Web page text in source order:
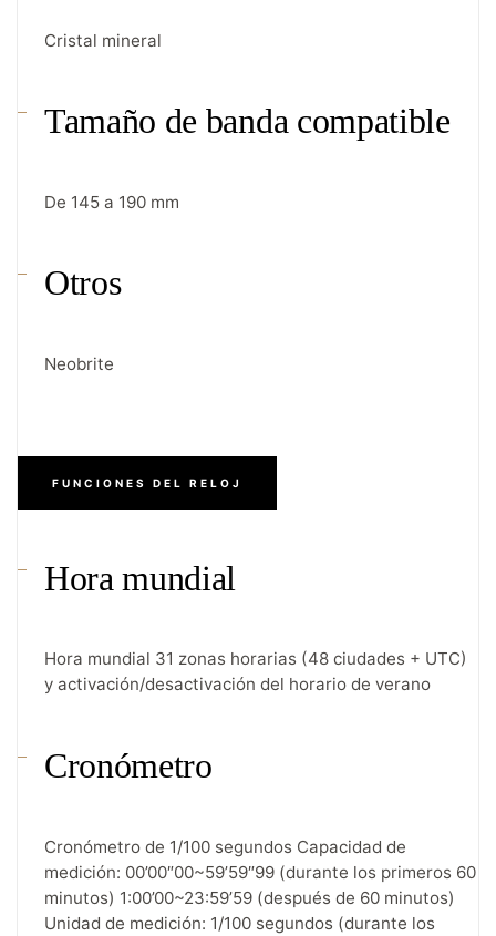
Cristal mineral
Tamaño de banda compatible
De 145 a 190 mm
Otros
Neobrite
FUNCIONES DEL RELOJ
Hora mundial
Hora mundial 31 zonas horarias (48 ciudades + UTC)
y activación/desactivación del horario de verano
Cronómetro
Cronómetro de 1/100 segundos Capacidad de
medición: 00’00″00~59’59″99 (durante los primeros 60
minutos) 1:00’00~23:59’59 (después de 60 minutos)
Unidad de medición: 1/100 segundos (durante los